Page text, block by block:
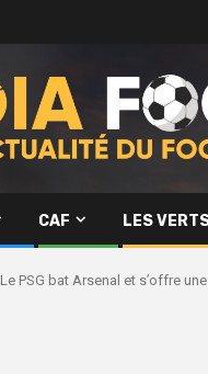
CAF LES
Le PSG bat Arsenal et s’offre